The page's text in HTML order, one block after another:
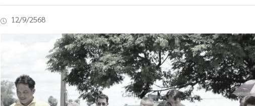
12/9/2568